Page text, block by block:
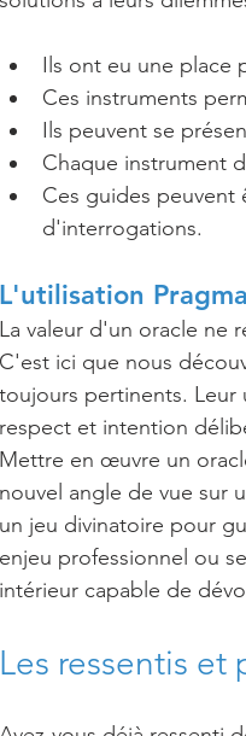
Ils ont eu une place
Ces instruments
Ils peuvent se
Chaque instrument
Ces guides peuvent
d'interrogations.
L'utilisation
La valeur d'un oracle ne
C'est ici que nous
toujours pertinents. Leur
respect et intention
Mettre en œuvre un
nouvel angle de vue sur
un jeu divinatoire pour
enjeu professionnel ou
intérieur capable de
Les ressentis et